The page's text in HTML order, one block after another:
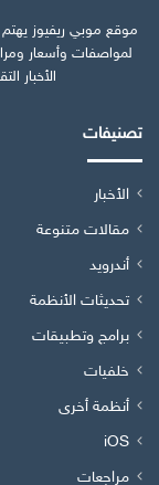
موقع موبي ريفيوز
لمواصفات وأسعار
الأخبار
تصنيفات
الأخبار
مقالات متنوعة
أندرويد
تحديثات الأنظمة
برامج وتطبيقات
خلفيات
أنظمة أخرى
iOS
مراجعات